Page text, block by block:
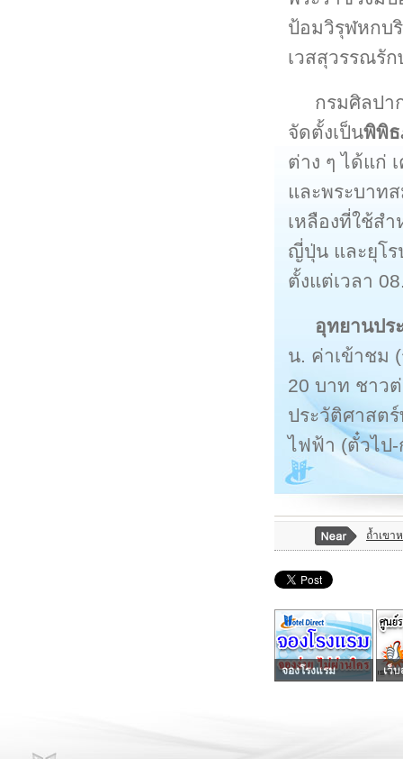
ป้อมวิรุฬหกบ
เวสสุวรรณรั
กรมศิลปา
จัดตั้งเป็นพิพิ
ต่าง ๆ ได้แก่
และพระบาท
เหลืองที่ใช้สำ
ญี่ปุ่น และยุโ
ตั้งแต่เวลา
อุทยานปร
น. ค่าเข้าชม
20 บาท ชาว
ประวัติศาสต
ไฟฟ้า (ตั๋วไป-
ถ้ำเขา
จองโรงแรม เว็บ